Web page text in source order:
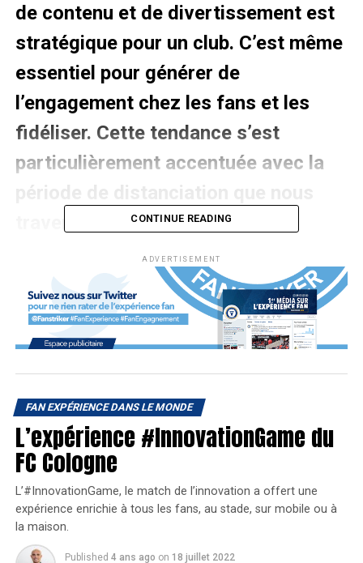
de contenu et de divertissement est
stratégique pour un club. C’est même
essentiel pour générer de
l’engagement chez les fans et les
fidéliser. Cette tendance s’est
particulièrement accentuée avec la
Afin de devenir un leader du divertissement, l’AC Milan
s’est donné les moyens en inaugurant« The Studios:
Milan Media House ».
Un lieu unique pour centraliser
la création de contenu de l’AC
Milan
Depuis l’arrivée en 2018 du fonds américain Elliot en tant
que propriétaire du club, l’AC Milan s’est lancé dans une
grande digitalisation. Les Rossoneri ont pour objectif de
divertir continuellement leur communauté de
500 millions
de fansà travers le monde. C’est pourquoi l’actuel leader
de Serie A vient d’ouvrir ses propres studios de création
CONTINUE READING
ADVERTISEMENT
FAN EXPÉRIENCE DANS LE MONDE
L’expérience #InnovationGame du
FC Cologne
L’#InnovationGame, le match de l’innovation a offert une
expérience enrichie à tous les fans, au stade, sur mobile ou à
la maison.
Published 4 ans ago on 18 juillet 2022